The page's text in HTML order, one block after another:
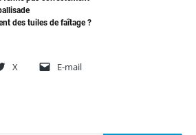
des tuiles de faîtage ?
X E-mail